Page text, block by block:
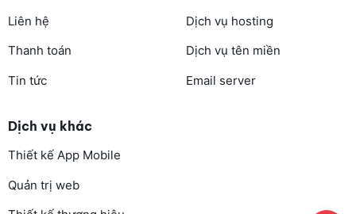
Liên hệ
Thanh toán
Tin tức
Dịch vụ hosting
Dịch vụ tên miền
Email server
Dịch vụ khác
Thiết kế App Mobile
Quản trị web